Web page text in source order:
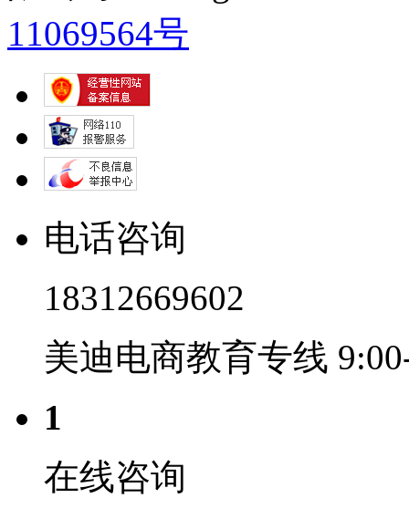
11069564号
电话咨询
18312669602
美迪电商教育专线
1
在线咨询